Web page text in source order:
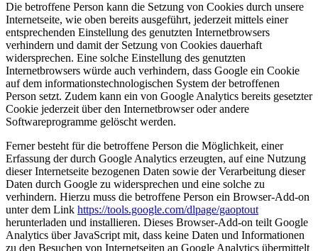
Die betroffene Person kann die Setzung von Cookies durch unsere
Internetseite, wie oben bereits ausgeführt, jederzeit mittels einer
entsprechenden Einstellung des genutzten Internetbrowsers
verhindern und damit der Setzung von Cookies dauerhaft
widersprechen. Eine solche Einstellung des genutzten
Internetbrowsers würde auch verhindern, dass Google ein Cookie
auf dem informationstechnologischen System der betroffenen
Person setzt. Zudem kann ein von Google Analytics bereits gesetzter
Cookie jederzeit über den Internetbrowser oder andere
Softwareprogramme gelöscht werden.
Ferner besteht für die betroffene Person die Möglichkeit, einer
Erfassung der durch Google Analytics erzeugten, auf eine Nutzung
dieser Internetseite bezogenen Daten sowie der Verarbeitung dieser
Daten durch Google zu widersprechen und eine solche zu
verhindern. Hierzu muss die betroffene Person ein Browser-Add-on
unter dem Link https://tools.google.com/dlpage/gaoptout
herunterladen und installieren. Dieses Browser-Add-on teilt Google
Analytics über JavaScript mit, dass keine Daten und Informationen
zu den Besuchen von Internetseiten an Google Analytics übermittelt